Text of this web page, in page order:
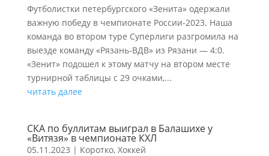
Футболистки петербургского «Зенита» одержали
важную победу в чемпионате России-2023. Наша
команда во втором туре Суперлиги разгромила на
выезде команду «Рязань-ВДВ» из Рязани — 4:0.
«Зенит» подошел к этому матчу на втором месте
турнирной таблицы с 29 очками,...
читать далее
СКА по буллитам выиграл в Балашихе у
«Витязя» в чемпионате КХЛ
05.11.2023 | Коротко, Хоккей